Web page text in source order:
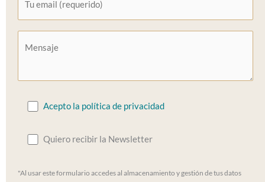
Acepto la política de privacidad
Quiero recibir la Newsletter
"Al usar este formulario accedes al almacenamiento y gestión de tus datos